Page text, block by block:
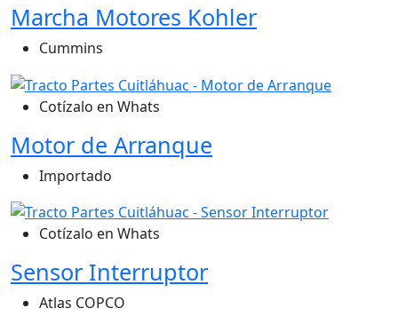
Marcha Motores Kohler
Cummins
Cotízalo en Whats
Motor de Arranque
Importado
Cotízalo en Whats
Sensor Interruptor
Atlas COPCO